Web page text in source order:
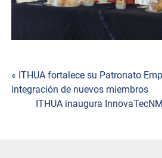
Navegación
« ITHUA fortalece su Patronato
integración de nuevos miembros
ITHUA inaugura